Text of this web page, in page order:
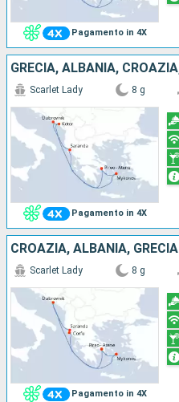
Pagamento in 4X
Pagamento in 4X
Scarlet Lady 8 g
CROAZIA, ALBANIA, GRECIA
Pagamento in 4X
Scarlet Lady 8 g